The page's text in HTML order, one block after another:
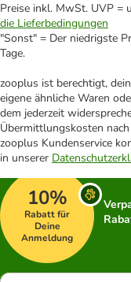
Preise inkl. MwSt. UVP =
die Lieferbedingungen
"Sonst" = Der niedrigste
Tage.
zooplus ist berechtigt,
eigene ähnliche Waren
dem jederzeit
Übermittlungskosten
zooplus Kundenservice
in unserer
10%
Rabatt für
Deine
Anmeldung